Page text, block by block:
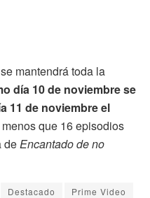
mantendrá toda la
día 10 de noviembre se
11 de noviembre el
que 16 episodios
deEncantado de no
Destacado
Prime Video